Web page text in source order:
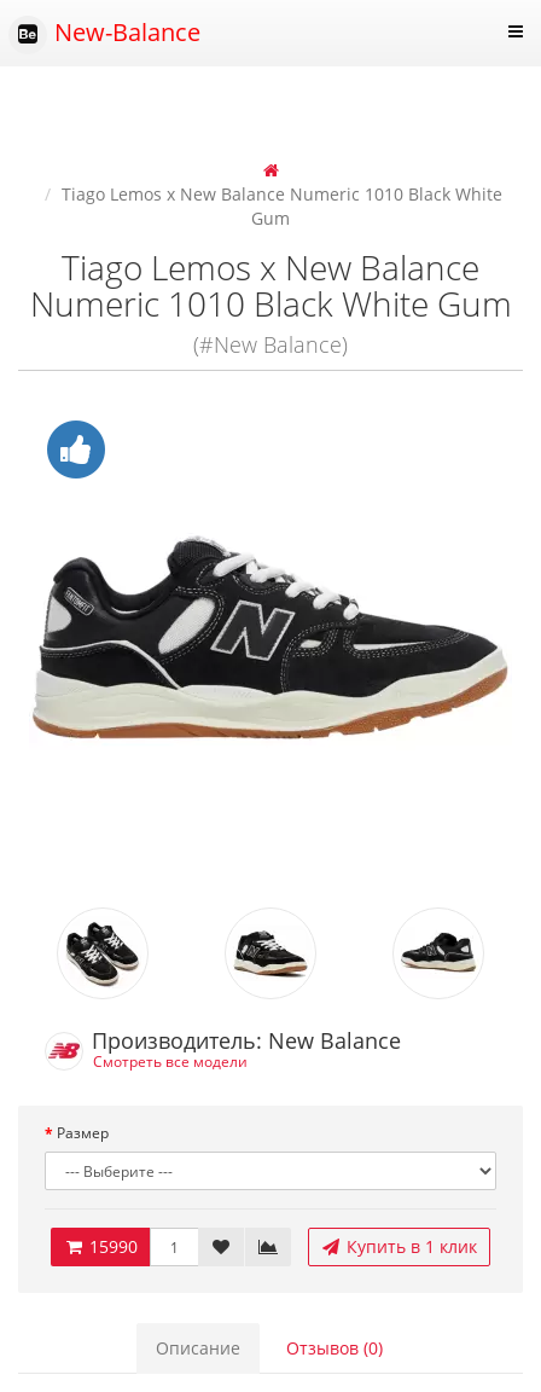
New-Balance
Tiago Lemos x New Balance Numeric 1010 Black White
Gum
Tiago Lemos x New Balance
Numeric 1010 Black White Gum
(#New Balance)
Производитель: New Balance
Смотреть все модели
Размер
15990 Купить в 1 клик
Описание Отзывов (0)